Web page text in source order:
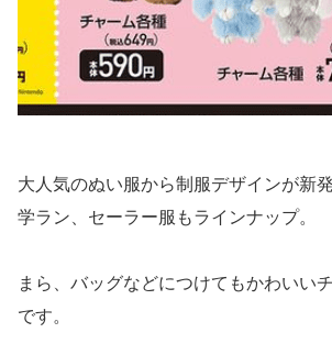
大人気のぬい服から制服デザインが新
学ラン、セーラー服もラインナップ。
まら、バッグなどにつけてもかわいい
です。